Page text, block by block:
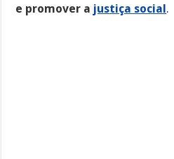
e promover a justiça social .